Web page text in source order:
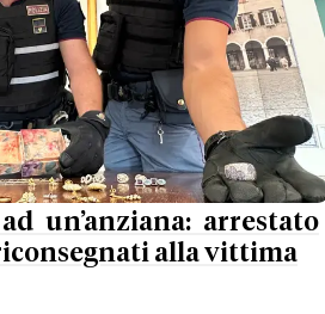
un’anziana: arrestato
alla vittima